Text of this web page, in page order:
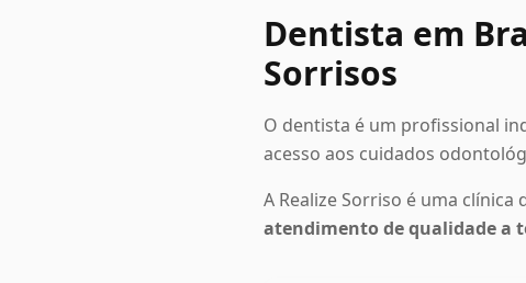
Dentista em
Sorrisos
O dentista é um profissional
acesso aos cuidados
A Realize Sorriso é uma clínica
atendimento de qualidade a